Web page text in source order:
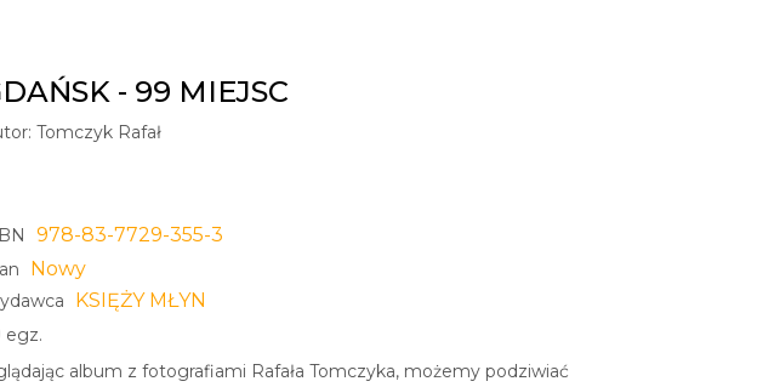
- 99 MIEJSC
Tomczyk Rafał
978-83-7729-355-3
Nowy
KSIĘŻY MŁYN
egz.
album z fotografiami Rafała Tomczyka, możemy podziwiać